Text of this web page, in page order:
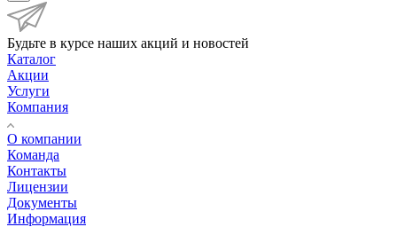
Будьте в курсе наших акций и новостей
Каталог
Акции
Услуги
Компания
О компании
Команда
Контакты
Лицензии
Документы
Информация